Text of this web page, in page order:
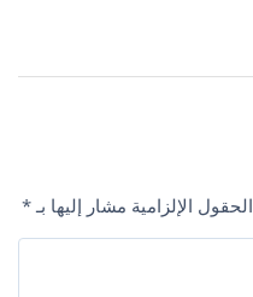
الحقول الإلزامية مشار إليها بـ*